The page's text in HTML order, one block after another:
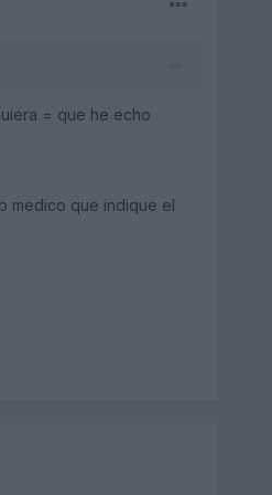
= que he echo
medico que indique el